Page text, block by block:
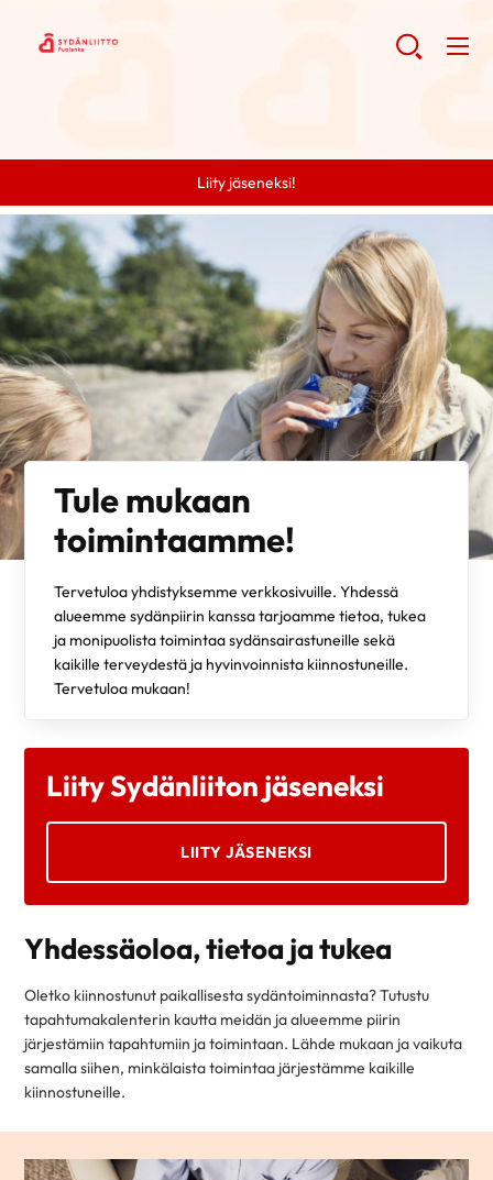
Liity jäseneksi!
Tule mukaan
toimintaamme!
Tervetuloa yhdistyksemme verkkosivuille. Yhdessä
alueemme sydänpiirin kanssa tarjoamme tietoa, tukea
ja monipuolista toimintaa sydänsairastuneille sekä
kaikille terveydestä ja hyvinvoinnista kiinnostuneille.
Tervetuloa mukaan!
Liity Sydänliiton jäseneksi
LIITY JÄSENEKSI
Yhdessäoloa, tietoa ja tukea
Oletko kiinnostunut paikallisesta sydäntoiminnasta? Tutustu
tapahtumakalenterin kautta meidän ja alueemme piirin
järjestämiin tapahtumiin ja toimintaan. Lähde mukaan ja vaikuta
samalla siihen, minkälaista toimintaa järjestämme kaikille
kiinnostuneille.